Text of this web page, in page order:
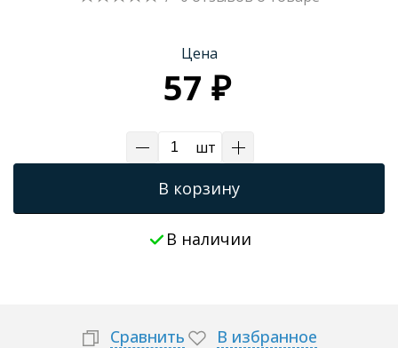
Цена
57 ₽
шт
В корзину
В наличии
Сравнить В избранное